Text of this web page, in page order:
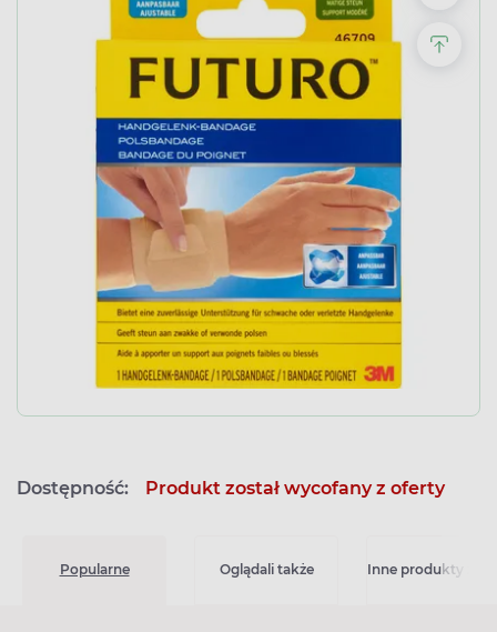
Dostępność: Produkt został wycofany z oferty
Popularne Oglądali także Inne produkty z